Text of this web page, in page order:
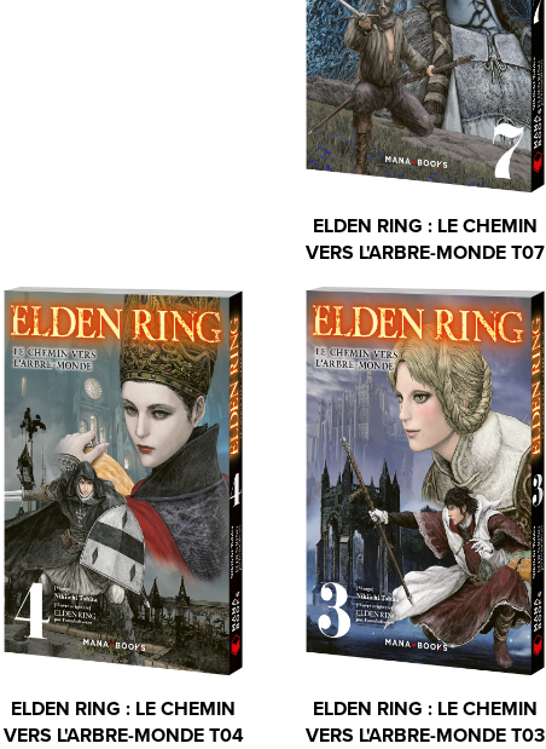
ELDEN RING : LE CHEMIN
VERS L'ARBRE-MONDE T07
ELDEN RING : LE CHEMIN
VERS L'ARBRE-MONDE T04
ELDEN RING : LE CHEMIN
VERS L'ARBRE-MONDE T03